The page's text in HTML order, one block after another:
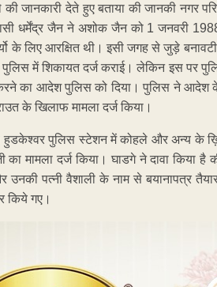
जानकारी देते हुए बताया की जानकी नगर
धर्मेंद्र जैन ने अशोक जैन को 1 जनवरी
के लिए आरक्षित थी। इसी जगह से जुड़े
में शिकायत दर्ज कराई। लेकिन इस पर
का आदेश पुलिस को दिया। पुलिस ने आदेश
के खिलाफ मामला दर्ज किया।
हुडकेश्वर पुलिस स्टेशन में कोहले और अन्य के
मामला दर्ज किया। घाडगे ने दावा किया
पत्नी वैशाली के नाम से बयानापत्र
किये गए।